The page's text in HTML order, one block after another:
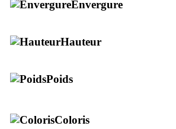
Envergure
Hauteur
Poids
Coloris